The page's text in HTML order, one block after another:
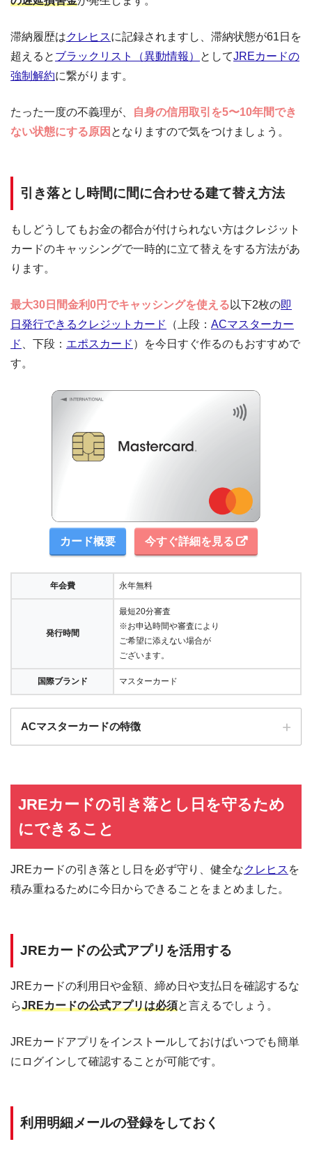
滞納履歴はクレヒスに記録されますし、滞納状態が61日を
超えると ブラックリスト（異動情報） としてJREカードの
強制解約に繋がります。
たった一度の不義理が、
自身の信用取引を5〜10年間でき
ない状態にする原因 となりますので気をつけましょう。
引き落とし時間に間に合わせる建て替え方法
もしどうしてもお金の都合が付けられない方はクレジット
カードのキャッシングで一時的に立て替えをする方法があ
ります。
最大30日間金利0円でキャッシングを使える 以下2枚の即
日発行できるクレジットカード
（上段： ACマスターカー
ド
、下段： エポスカード ）を今日すぐ作るのもおすすめで
す。
カード概要 今すぐ詳細を見る
年会費 永年無料
発行時間
最短20分審査
※お申込時間や審査により
ご希望に添えない場合が
ございます。
国際ブランド マスターカード
ACマスターカードの特徴
除き年中無休）
ショッピングリボの手数料率"10.0％～14.6％"（実質年率）は業界最安水準
海外ATMの取扱手数料無料＆当日返済で外貨両替が実質無料!!
三菱ＵＦＪフィナンシャル・グループの信頼と実績
安定した収入と返済能力を有する方でパート・アルバイトをしていれば学
生・主婦でも申し込みOK!!
JREカードの引き落とし日を守るため
にできること
JREカードの引き落とし日を必ず守り、健全なクレヒス を
積み重ねるために今日からできることをまとめました。
JREカードの公式アプリを活用する
JREカードの利用日や金額、締め日や支払日を確認するな
らJREカードの公式アプリは必須と言えるでしょう。
JREカードアプリをインストールしておけばいつでも簡単
にログインして確認することが可能です。
利用明細メールの登録をしておく